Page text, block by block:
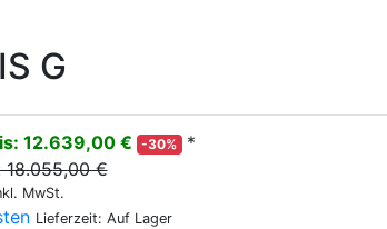
G
12.639,00 € -30%
*
18.055,00 €
MwSt.
Lieferzeit: Auf Lager